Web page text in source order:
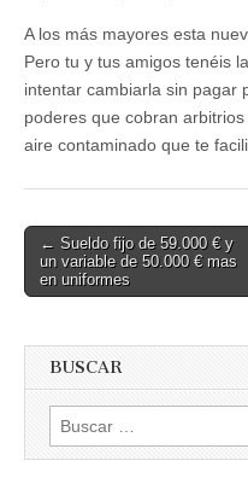
A los más mayores esta
Pero tu y tus amigos tenéis
intentar cambiarla sin pagar
poderes que cobran
aire contaminado que te
Post
navigation
← Sueldo fijo de 59.000 € y
un variable de 50.000 € mas
en uniformes
BUSCAR
Buscar: